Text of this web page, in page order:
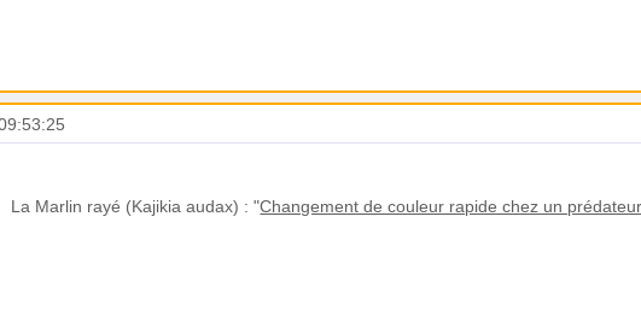
La Marlin rayé (Kajikia audax) : "Changement de couleur rapide chez un